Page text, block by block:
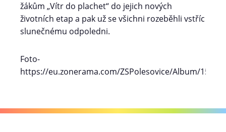
žákům „Vítr do plachet“ do jejich nových
životních etap a pak už se všichni rozeběhli vstříc
slunečnému odpoledni.
Foto-
https://eu.zonerama.com/ZSPolesovice/Album/